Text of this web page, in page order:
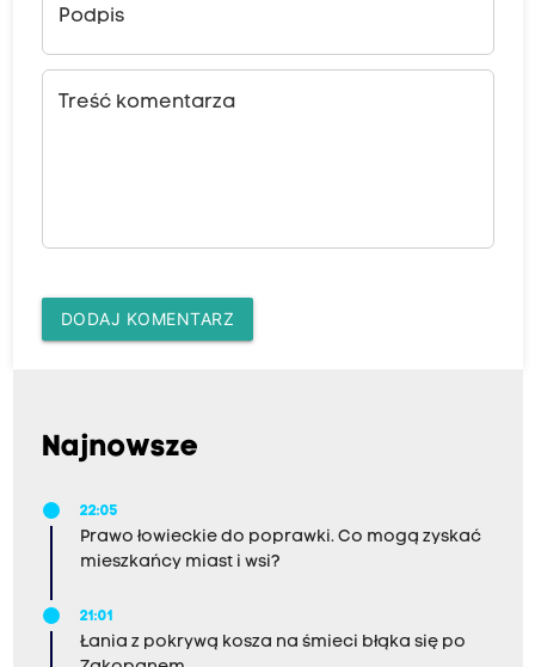
Podpis
Treść komentarza
DODAJ KOMENTARZ
Najnowsze
22:05
Prawo łowieckie do poprawki. Co mogą zyskać
mieszkańcy miast i wsi?
21:01
Łania z pokrywą kosza na śmieci błąka się po